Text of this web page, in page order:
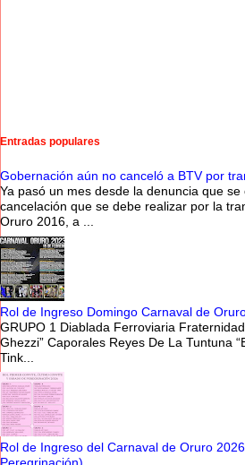
Entradas populares
Gobernación aún no canceló a BTV por
Ya pasó un mes desde la denuncia que
cancelación que se debe realizar por la
Oruro 2016, a ...
Rol de Ingreso Domingo Carnaval de
GRUPO 1 Diablada Ferroviaria
Ghezzi” Caporales Reyes De La
Tink...
Rol de Ingreso del Carnaval de Oruro